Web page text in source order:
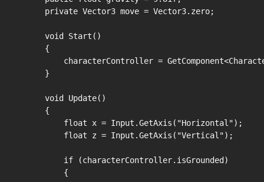
    private Vector3 move = Vector3.zero;
    void Start()
    {
characterController =
    }
    void Update()
    {
        float x = Input.GetAxis("Horizontal");
        float z = Input.GetAxis("Vertical");
        if (characterController.isGrounded)
        {